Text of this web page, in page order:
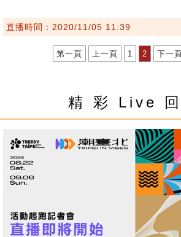
直播時間：2020/11/05 11:39
第一頁 上一頁 1 2 下一
精 彩 Live